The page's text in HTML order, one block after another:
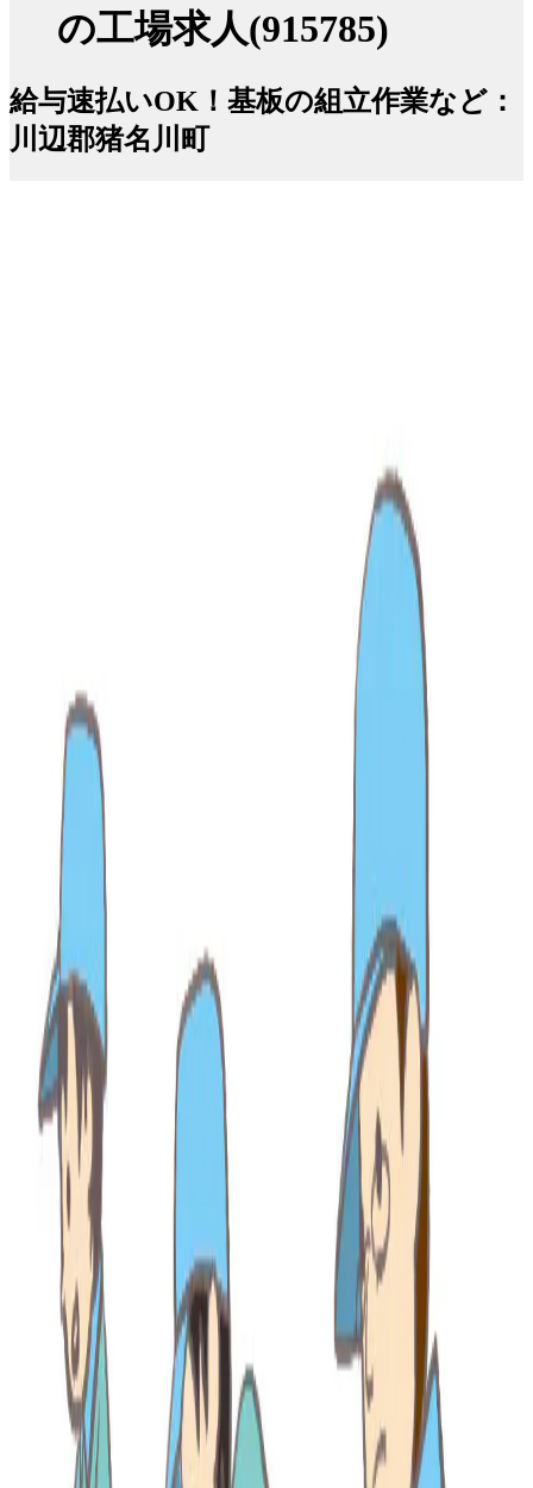
の工場求人(915785)
給与速払いOK！基板の組立作業など：
川辺郡猪名川町